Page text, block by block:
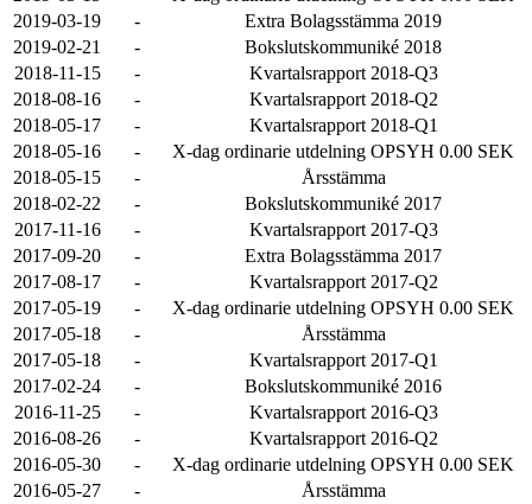
2019-03-19
-
Extra Bolagsstämma 2019
2019-02-21
-
Bokslutskommuniké 2018
2018-11-15
-
Kvartalsrapport 2018-Q3
2018-08-16
-
Kvartalsrapport 2018-Q2
2018-05-17
-
Kvartalsrapport 2018-Q1
2018-05-16
-
X-dag ordinarie utdelning OPSYH 0.00 SEK
2018-05-15
-
Årsstämma
2018-02-22
-
Bokslutskommuniké 2017
2017-11-16
-
Kvartalsrapport 2017-Q3
2017-09-20
-
Extra Bolagsstämma 2017
2017-08-17
-
Kvartalsrapport 2017-Q2
2017-05-19
-
X-dag ordinarie utdelning OPSYH 0.00 SEK
2017-05-18
-
Årsstämma
2017-05-18
-
Kvartalsrapport 2017-Q1
2017-02-24
-
Bokslutskommuniké 2016
2016-11-25
-
Kvartalsrapport 2016-Q3
2016-08-26
-
Kvartalsrapport 2016-Q2
2016-05-30
-
X-dag ordinarie utdelning OPSYH 0.00 SEK
2016-05-27
-
Årsstämma